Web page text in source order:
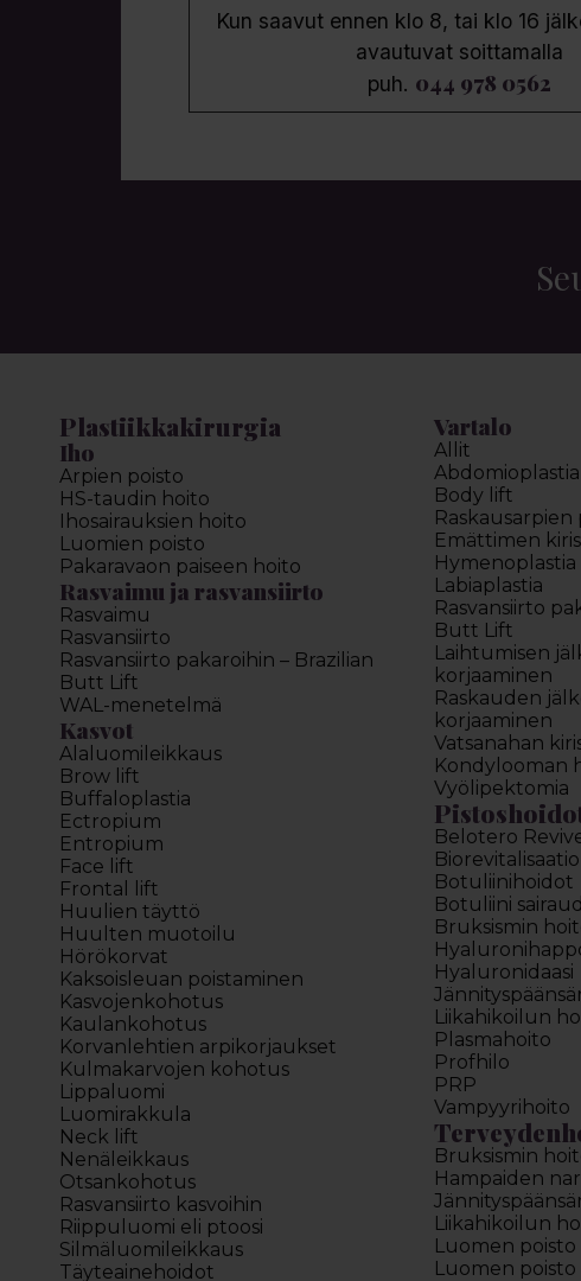
Kun saavut ennen klo 8, tai klo 16
avautuvat soittamalla
puh. 044 978 0562
Plastiikkakirurgia
Iho
Arpien poisto
HS-taudin hoito
Ihosairauksien hoito
Luomien poisto
Pakaravaon paiseen hoito
Rasvaimu ja rasvansiirto
Rasvaimu
Rasvansiirto
Rasvansiirto pakaroihin – Brazilian
Butt Lift
WAL-menetelmä
Kasvot
Alaluomileikkaus
Brow lift
Buffaloplastia
Ectropium
Entropium
Face lift
Frontal lift
Huulien täyttö
Huulten muotoilu
Hörökorvat
Kaksoisleuan poistaminen
Kasvojenkohotus
Kaulankohotus
Korvanlehtien arpikorjaukset
Kulmakarvojen kohotus
Lippaluomi
Luomirakkula
Neck lift
Nenäleikkaus
Otsankohotus
Rasvansiirto kasvoihin
Riippuluomi eli ptoosi
Silmäluomileikkaus
Täyteainehoidot
Vartalo
Allit
Abdomioplastia
Body lift
Raskausarpien
Emättimen
Hymenoplastia
Labiaplastia
Rasvansiirto
Butt Lift
Laihtumisen
korjaaminen
Raskauden
korjaaminen
Vatsanahan
Kondylooman
Vyölipektomia
Belotero
Biorevitalisaatio
Botuliinihoidot
Botuliini
Bruksismin
Hyaluronidaasi
Liikahikoilun
Plasmahoito
Profhilo
PRP
Vampyyrihoito
Bruksismin
Hampaiden
Liikahikoilun
Luomen
Luomen poisto